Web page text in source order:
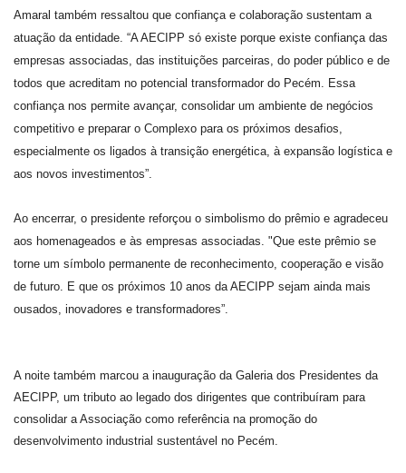
Amaral também ressaltou que confiança e colaboração sustentam a
atuação da entidade. “A AECIPP só existe porque existe confiança das
empresas associadas, das instituições parceiras, do poder público e de
todos que acreditam no potencial transformador do Pecém. Essa
confiança nos permite avançar, consolidar um ambiente de negócios
competitivo e preparar o Complexo para os próximos desafios,
especialmente os ligados à transição energética, à expansão logística e
aos novos investimentos”.
Ao encerrar, o presidente reforçou o simbolismo do prêmio e agradeceu
aos homenageados e às empresas associadas. "Que este prêmio se
torne um símbolo permanente de reconhecimento, cooperação e visão
de futuro. E que os próximos 10 anos da AECIPP sejam ainda mais
ousados, inovadores e transformadores”.
A noite também marcou a inauguração da Galeria dos Presidentes da
AECIPP, um tributo ao legado dos dirigentes que contribuíram para
consolidar a Associação como referência na promoção do
desenvolvimento industrial sustentável no Pecém.